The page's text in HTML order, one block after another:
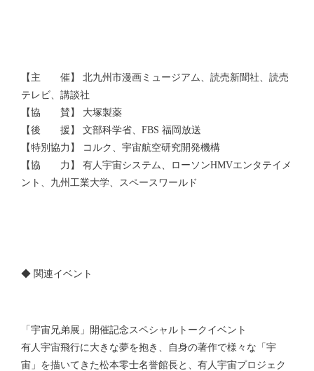
【主 催】 北九州市漫画ミュージアム、読売新聞社、読売
テレビ、講談社
【協 賛】 大塚製薬
【後 援】 文部科学省、FBS 福岡放送
【特別協力】 コルク、宇宙航空研究開発機構
【協 力】 有人宇宙システム、ローソンHMVエンタテイメ
ント、九州工業大学、スペースワールド
◆ 関連イベント
「宇宙兄弟展」開催記念スペシャルトークイベント
有人宇宙飛行に大きな夢を抱き、自身の著作で様々な「宇
宙」を描いてきた松本零士名誉館長と、有人宇宙プロジェク